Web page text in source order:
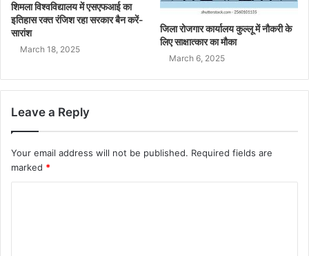
शिमला विश्वविद्यालय में एसएफआई का
इतिहास रक्त रंजिश रहा सरकार बैन करें-
सारांश
March 18, 2025
जिला रोजगार कार्यालय कुल्लू में नौकरी के
लिए साक्षात्कार का मौका
March 6, 2025
Leave a Reply
Your email address will not be published. Required fields are
marked *